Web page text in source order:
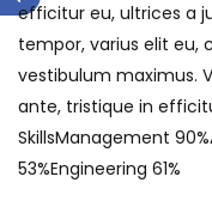
efficitur eu, ultrices a
tempor, varius elit eu,
vestibulum maximus.
ante, tristique in
SkillsManagement
53%Engineering 61%